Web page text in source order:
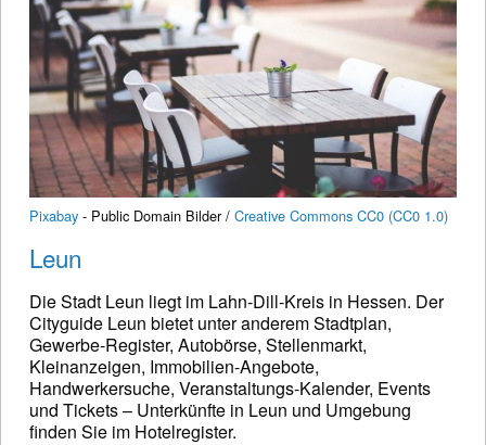
Pixabay - Public Domain Bilder / Creative Commons CC0 (CC0 1.0)
Leun
Die Stadt Leun liegt im Lahn-Dill-Kreis in Hessen. Der
Cityguide Leun bietet unter anderem Stadtplan,
Gewerbe-Register, Autobörse, Stellenmarkt,
Kleinanzeigen, Immobilien-Angebote,
Handwerkersuche, Veranstaltungs-Kalender, Events
und Tickets – Unterkünfte in Leun und Umgebung
finden Sie im Hotelregister.